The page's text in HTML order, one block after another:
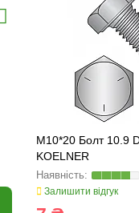
M10*20 Болт 10.9
KOELNER
Залишити відгук